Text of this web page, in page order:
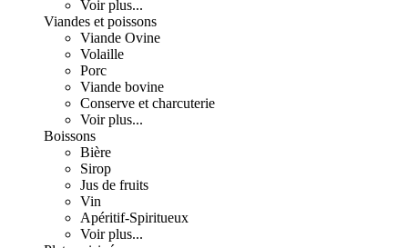
Voir plus...
Viandes et poissons
Viande Ovine
Volaille
Porc
Viande bovine
Conserve et charcuterie
Voir plus...
Boissons
Bière
Sirop
Jus de fruits
Vin
Apéritif-Spiritueux
Voir plus...